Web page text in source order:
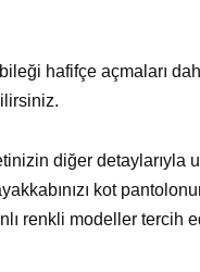
hafifçe açmaları
diğer detaylarıyla
kot
renkli modeller tercih